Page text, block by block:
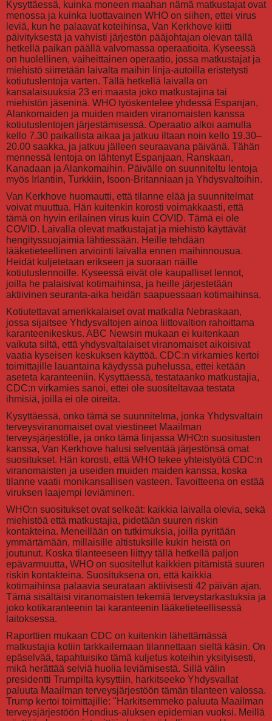
Kysyttäessä, kuinka moneen maahan nämä matkustajat ovat
menossa ja kuinka luottavainen WHO on siihen, ettei virus
leviä, kun he palaavat koteihinsa, Van Kerkhove kiitti
päivityksestä ja vahvisti järjestön pääjohtajan olevan tällä
hetkellä paikan päällä valvomassa operaatioita. Kyseessä
on huolellinen, vaiheittainen operaatio, jossa matkustajat ja
miehistö siirretään laivalta maihin linja-autoilla eristetysti
kotiutuslentoja varten. Tällä hetkellä laivalla on
kansalaisuuksia 23 eri maasta joko matkustajina tai
miehistön jäseninä. WHO työskentelee yhdessä Espanjan,
Alankomaiden ja muiden maiden viranomaisten kanssa
kotiutuslentojen järjestämisessä. Operaatio alkoi aamulla
kello 7.30 paikallista aikaa ja jatkuu iltaan noin kello 19.30–
20.00 saakka, ja jatkuu jälleen seuraavana päivänä. Tähän
mennessä lentoja on lähtenyt Espanjaan, Ranskaan,
Kanadaan ja Alankomaihin. Päivälle on suunniteltu lentoja
myös Irlantiin, Turkkiin, Isoon-Britanniaan ja Yhdysvaltoihin.
Van Kerkhove huomautti, että tilanne elää ja suunnitelmat
voivat muuttua. Hän kuitenkin korosti voimakkaasti, että
tämä on hyvin erilainen virus kuin COVID. Tämä ei ole
COVID. Laivalla olevat matkustajat ja miehistö käyttävät
hengityssuojaimia lähtiessään. Heille tehdään
lääketieteellinen arviointi laivalla ennen maihinnousua.
Heidät kuljetetaan erikseen ja suoraan näille
kotiutuslennoille. Kyseessä eivät ole kaupalliset lennot,
joilla he palaisivat kotimaihinsa, ja heille järjestetään
aktiivinen seuranta-aika heidän saapuessaan kotimaihinsa.
Kotiutettavat amerikkalaiset ovat matkalla Nebraskaan,
jossa sijaitsee Yhdysvaltojen ainoa liittovaltion rahoittama
karanteenikeskus. ABC Newsin mukaan ei kuitenkaan
vaikuta siltä, että yhdysvaltalaiset viranomaiset aikoisivat
vaatia kyseisen keskuksen käyttöä. CDC:n virkamies kertoi
toimittajille lauantaina käydyssä puhelussa, ettei ketään
aseteta karanteeniin. Kysyttäessä, testataanko matkustajia,
CDC:n virkamies sanoi, ettei ole suositeltavaa testata
ihmisiä, joilla ei ole oireita.
Kysyttäessä, onko tämä se suunnitelma, jonka Yhdysvaltain
terveysviranomaiset ovat viestineet Maailman
terveysjärjestölle, ja onko tämä linjassa WHO:n suositusten
kanssa, Van Kerkhove halusi selventää järjestönsä omat
suositukset. Hän korosti, että WHO tekee yhteistyötä CDC:n
viranomaisten ja useiden muiden maiden kanssa, koska
tilanne vaatii monikansallisen vasteen. Tavoitteena on estää
viruksen laajempi leviäminen.
WHO:n suositukset ovat selkeät: kaikkia laivalla olevia, sekä
miehistöä että matkustajia, pidetään suuren riskin
kontakteina. Meneillään on tutkimuksia, joilla pyritään
ymmärtämään, millaisille altistuksille kukin heistä on
joutunut. Koska tilanteeseen liittyy tällä hetkellä paljon
epävarmuutta, WHO on suositellut kaikkien pitämistä suuren
riskin kontakteina. Suosituksena on, että kaikkia
kotimaihinsa palaavia seurataan aktiivisesti 42 päivän ajan.
Tämä sisältäisi viranomaisten tekemiä terveystarkastuksia ja
joko kotikaranteenin tai karanteenin lääketieteellisessä
laitoksessa.
Raporttien mukaan CDC on kuitenkin lähettämässä
matkustajia kotiin tarkkailemaan tilannettaan sieltä käsin. On
epäselvää, tapahtuisiko tämä kuljetus koteihin yksityisesti,
mikä herättää selviä huolia leviämisestä. Sillä välin
presidentti Trumpilta kysyttiin, harkitseeko Yhdysvallat
paluuta Maailman terveysjärjestöön tämän tilanteen valossa.
Trump kertoi toimittajille: "Harkitsemmeko paluuta Maailman
terveysjärjestöön Hondius-aluksen epidemian vuoksi. Meillä